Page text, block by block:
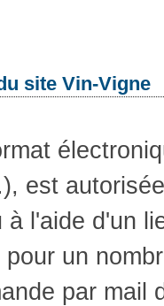
site Vin-Vigne
est
l'aide d'un
un
par mail